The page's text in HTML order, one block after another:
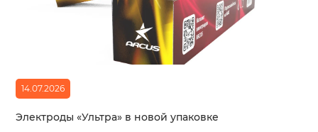
14.07.2026
Электроды «Ультра» в новой упаковке